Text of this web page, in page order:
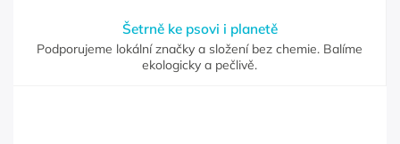
Šetrně ke psovi i planetě
Podporujeme lokální značky a složení bez chemie. Balíme
ekologicky a pečlivě.